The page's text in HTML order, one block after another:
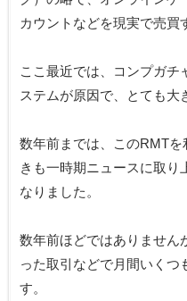
カウントなどを現実で売買
ここ最近では、コンプガチ
ステムが原因で、とても大
数年前までは、このRMT
きも一時期ニュースに取り
なりました。
数年前ほどではありません
った取引などで月間いくつ
す。